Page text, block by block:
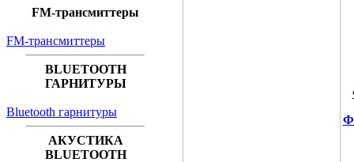
FM-трансмиттеры
FM-трансмиттеры
BLUETOOTH
ГАРНИТУРЫ
Bluetooth гарнитуры
АКУСТИКА
BLUETOOTH